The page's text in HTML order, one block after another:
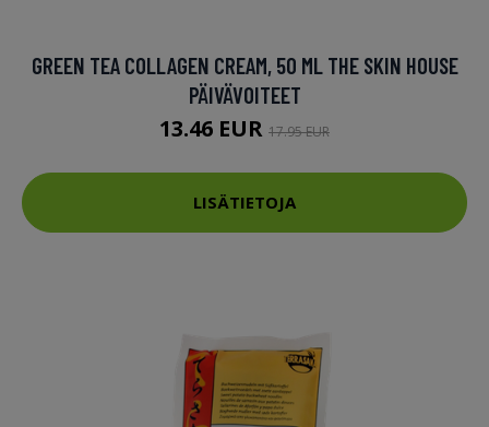
GREEN TEA COLLAGEN CREAM, 50 ML THE SKIN HOUSE
PÄIVÄVOITEET
13.46 EUR 17.95 EUR
LISÄTIETOJA